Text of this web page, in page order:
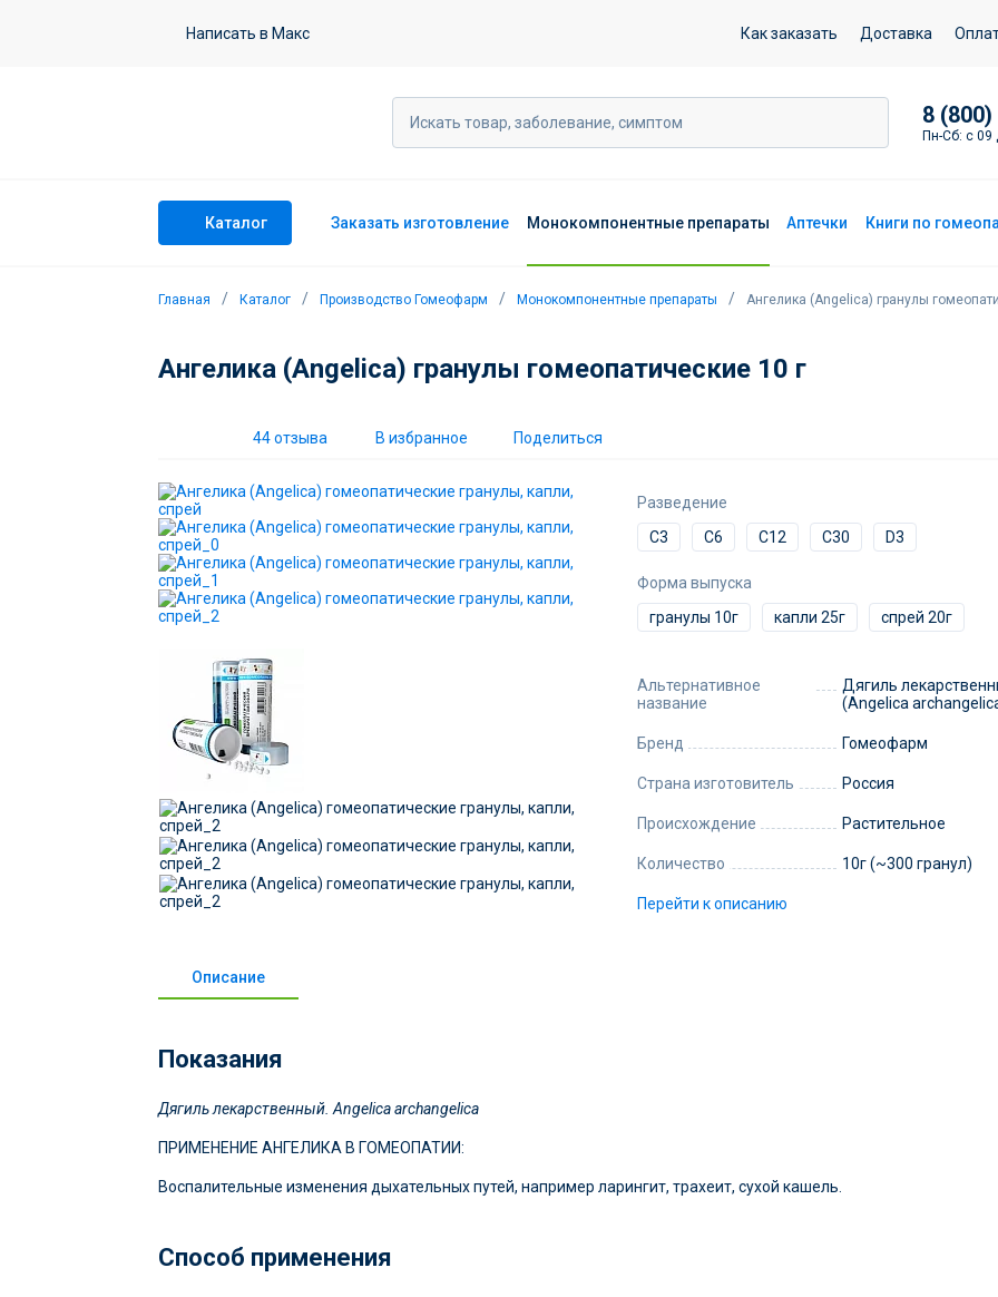
Написать в Макс Как заказать Доставка
8
Пн-Сб: с 09
Каталог Заказать изготовление Монокомпонентные препараты Аптечки Книги по
Главная Каталог Производство Гомеофарм Монокомпонентные препараты Ангелика (Angelica) гранулы
Ангелика (Angelica) гранулы гомеопатические 10 г
44 отзыва В избранное Поделиться
Разведение
C3
C6 C12 C30 D3
Форма выпуска
гранулы 10г
капли 25г спрей 20г
Альтернативное
название
Дягиль
(Angelica
Бренд Гомеофарм
Страна изготовитель Россия
Происхождение Растительное
Количество 10г (~300 гранул)
Перейти к описанию
Описание
Показания
Дягиль лекарственный. Angelica archangelica
ПРИМЕНЕНИЕ АНГЕЛИКА В ГОМЕОПАТИИ:
Воспалительные изменения дыхательных путей, например ларингит, трахеит, сухой кашель.
Способ применения